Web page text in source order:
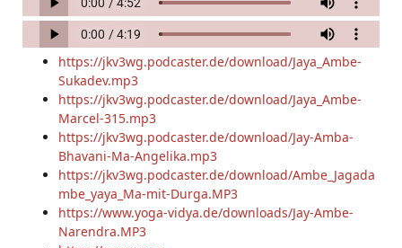
https://jkv3wg.podcaster.de/download/Jaya_Ambe-
Sukadev.mp3
https://jkv3wg.podcaster.de/download/Jaya_Ambe-
Marcel-315.mp3
https://jkv3wg.podcaster.de/download/Jay-Amba-
Bhavani-Ma-Angelika.mp3
https://jkv3wg.podcaster.de/download/Ambe_Jagada
mbe_yaya_Ma-mit-Durga.MP3
https://www.yoga-vidya.de/downloads/Jay-Ambe-
Narendra.MP3